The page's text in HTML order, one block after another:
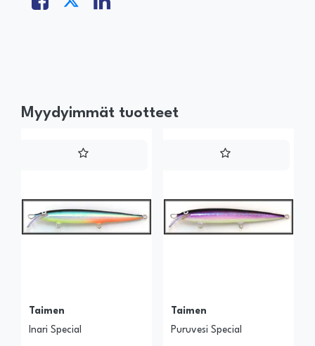
Myydyimmät tuotteet
Taimen
Inari Special
Taimen
Puruvesi Special